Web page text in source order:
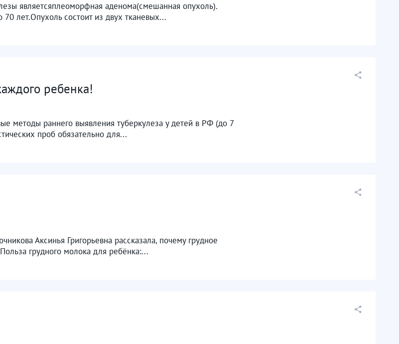
являетсяплеоморфная аденома(смешанная опухоль).
лет.Опухоль состоит из двух тканевых...
ребенка!
методы раннего выявления туберкулеза у детей в РФ (до 7
проб обязательно для...
Аксинья Григорьевна рассказала, почему грудное
грудного молока для ребёнка:...